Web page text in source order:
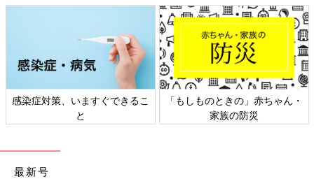
いかがでしたか？
おうち時間が長期化する今だからこそ、子どもと一緒に毎日野菜
の成長をじっくり見守ることができそうですね。気になった方
は、ぜひ親子でのおうち時間に取り入れてみてください。
(文・田中いづみ)
※記事内容でご紹介している投稿、リンク先は、削除される場合
があります。あらかじめご了承ください。
※記事の内容は記載当時の情報であり、現在と異なる場合があり
感染症対策、いますぐできるこ
と
「もしものときの」赤ちゃん・
家族の防災
最新号